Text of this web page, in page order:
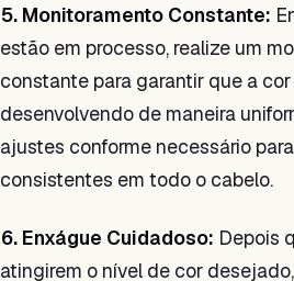
5. Monitoramento Constante:
estão em processo, realize um
constante para garantir que a
desenvolvendo de maneira
ajustes conforme necessário
consistentes em todo o cabelo.
6. Enxágue Cuidadoso: Depois
atingirem o nível de cor